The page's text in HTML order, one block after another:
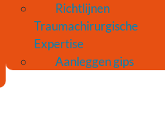
Richtlijnen
Traumachirurgische
Expertise
Aanleggen gips